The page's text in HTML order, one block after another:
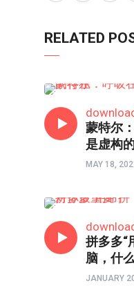
RELATED
蒙特尔
是虚构
MAY 18,
拼多多“
脑，什
JANUARY